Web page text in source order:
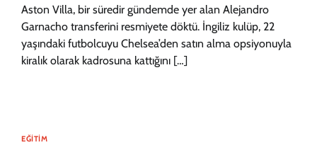
Aston Villa, bir süredir gündemde yer alan Alejandro
Garnacho transferini resmiyete döktü. İngiliz kulüp, 22
yaşındaki futbolcuyu Chelsea’den satın alma opsiyonuyla
kiralık olarak kadrosuna kattığını […]
EĞITIM